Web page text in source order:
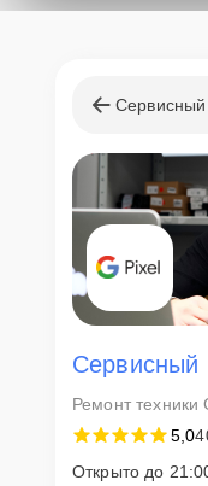
Сервисный
Сервисный
Ремонт техники
5,0
Открыто до